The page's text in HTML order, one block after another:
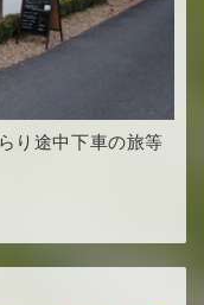
り途中下車の旅等